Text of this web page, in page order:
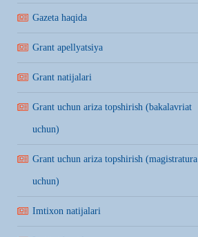
Gazeta haqida
Grant apellyatsiya
Grant natijalari
Grant uchun ariza topshirish (bakalavriat
uchun)
Grant uchun ariza topshirish (magistratura
uchun)
Imtixon natijalari